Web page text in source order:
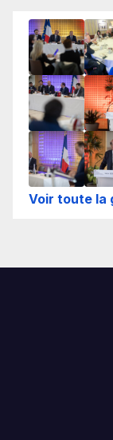
Voir toute la